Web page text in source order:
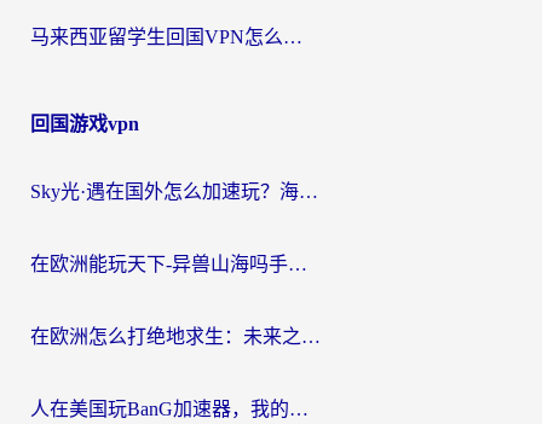
马来西亚留学生回国VPN怎么选？3个避坑点+1款实测好用的加速器推荐
回国游戏vpn
Sky光·遇在国外怎么加速玩？海外党亲测有效的国服游戏加速指南
在欧洲能玩天下-异兽山海吗手游？海外玩家的加速器生存指南
在欧洲怎么打绝地求生：未来之役不卡？留学生亲测的加速器避坑指南
人在美国玩BanG加速器，我的延迟终于绿了